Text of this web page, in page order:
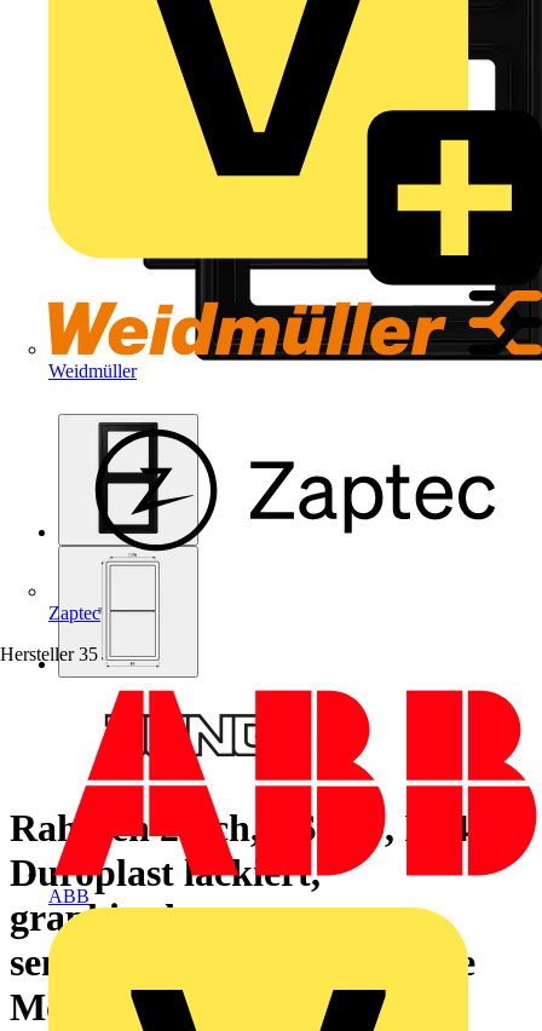
Weidmüller
Zaptec
Hersteller 35
ABB
Rahmen 2fach, LS 990, IP 44,
Duroplast lackiert,
graphitschwarz matt,
senkrechte und waagerechte
Montage